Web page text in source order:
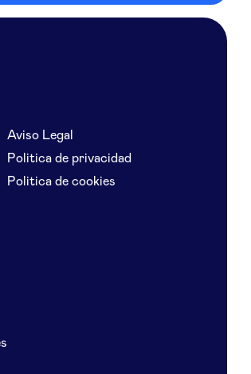
Aviso Legal
Politica de privacidad
Politica de cookies